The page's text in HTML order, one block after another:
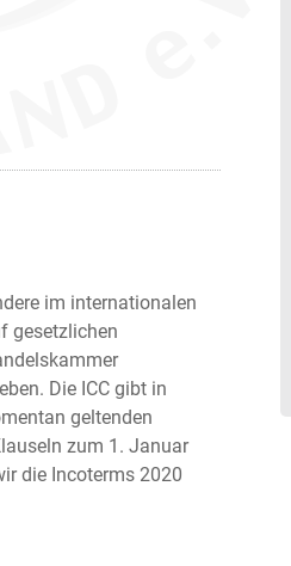
im internationalen
gesetzlichen
Die ICC gibt in
geltenden
zum 1. Januar
die Incoterms 2020